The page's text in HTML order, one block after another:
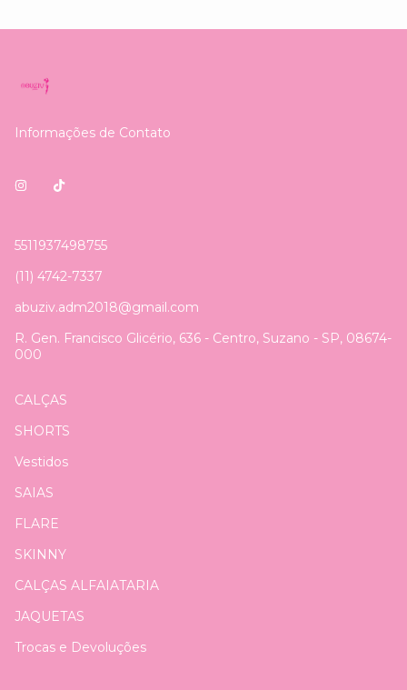
Informações de Contato
5511937498755
(11) 4742-7337
abuziv.adm2018@gmail.com
R. Gen. Francisco Glicério, 636 - Centro, Suzano - SP, 08674-
000
CALÇAS
SHORTS
Vestidos
SAIAS
FLARE
SKINNY
CALÇAS ALFAIATARIA
JAQUETAS
Trocas e Devoluções